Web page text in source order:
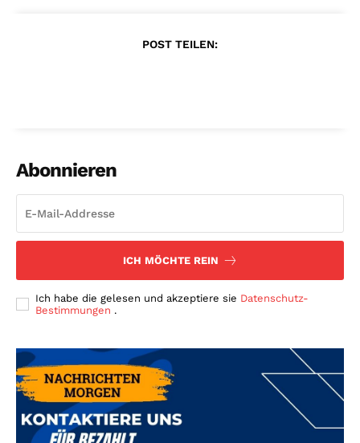
POST TEILEN:
Abonnieren
ICH MÖCHTE REIN
Ich habe die gelesen und akzeptiere sie Datenschutz-
Bestimmungen .